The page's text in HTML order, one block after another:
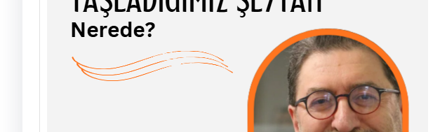
TAŞLADIĞIMIZ
ŞEYTAN NEREDE?